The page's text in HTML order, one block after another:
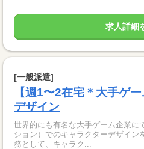
求人詳細
[一般派遣]
【週1〜2在宅＊大手ゲ
デザイン
世界的にも有名な大手ゲーム企業に
ション）でのキャラクターデザイン
務として、キャラク...